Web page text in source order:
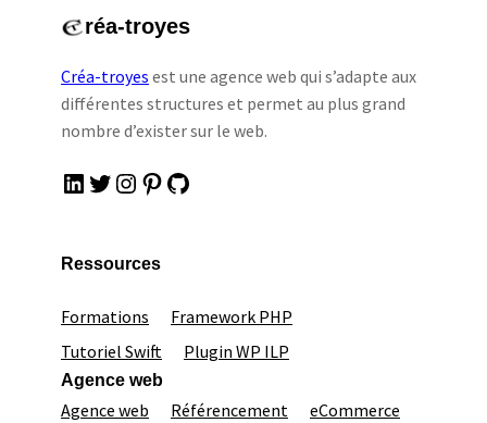
réa-troyes
Créa-troyes est une agence web qui s’adapte aux
différentes structures et permet au plus grand
nombre d’exister sur le web.
LinkedIn Twitter Instagram Pinterest GitHub
Ressources
Formations
Framework PHP
Tutoriel Swift
Plugin WP ILP
Agence web
Agence web Référencement
eCommerce